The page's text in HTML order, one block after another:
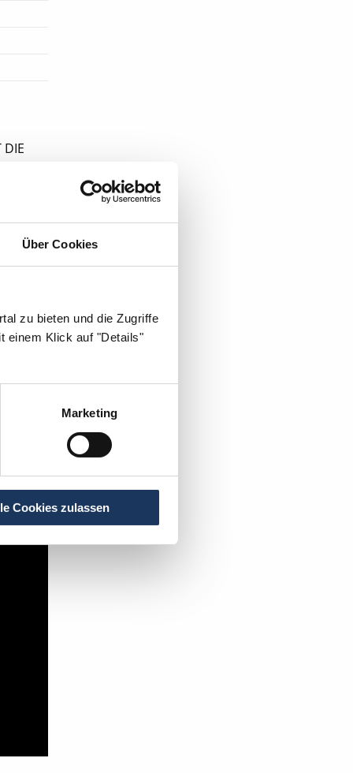
Über Cookies
zu bieten und die Zugriffe
einem Klick auf "Details"
Marketing
Cookies zulassen
DIE